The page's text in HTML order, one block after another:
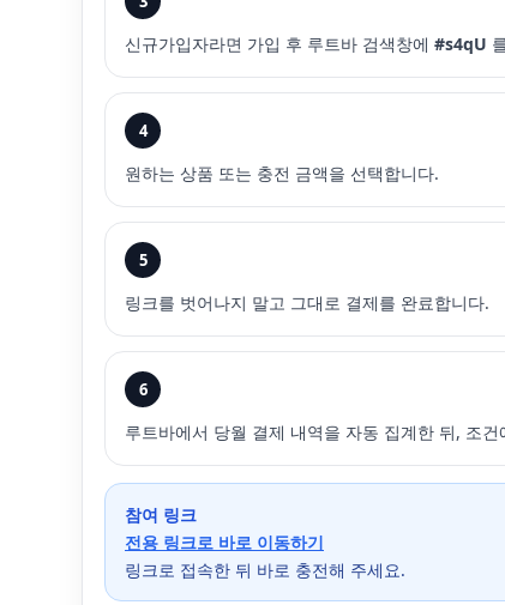
신규가입자라면 가입 후 루트바 검색창에 #s4qU
4
원하는 상품 또는 충전 금액을 선택합니다.
5
링크를 벗어나지 말고 그대로 결제를 완료합니다.
6
루트바에서 당월 결제 내역을 자동 집계한 뒤, 조
참여 링크
전용 링크로 바로 이동하기
링크로 접속한 뒤 바로 충전해 주세요.